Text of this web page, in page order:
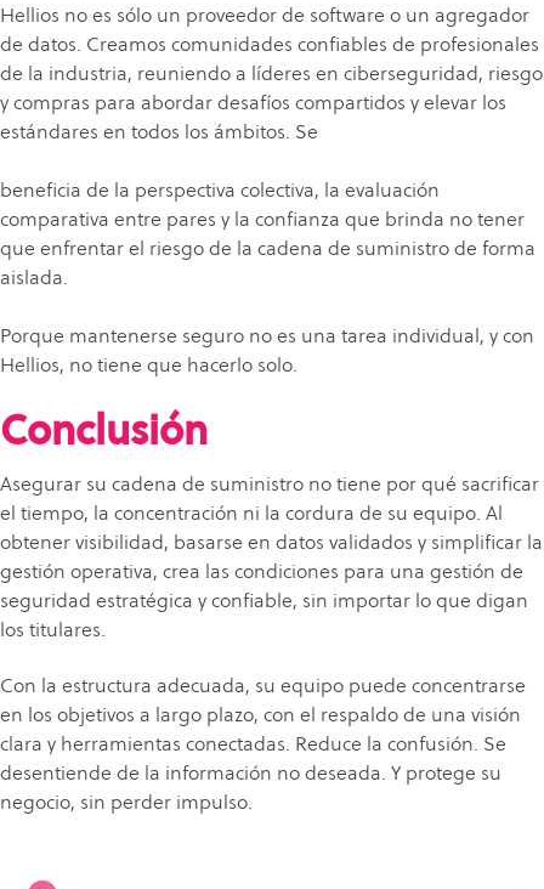
Hellios no es sólo un proveedor de software o un agregador
de datos. Creamos comunidades confiables de profesionales
de la industria, reuniendo a líderes en ciberseguridad, riesgo
y compras para abordar desafíos compartidos y elevar los
estándares en todos los ámbitos. Se
beneficia de la perspectiva colectiva, la evaluación
comparativa entre pares y la confianza que brinda no tener
que enfrentar el riesgo de la cadena de suministro de forma
aislada.
Porque mantenerse seguro no es una tarea individual, y con
Hellios, no tiene que hacerlo solo.
Conclusión
Asegurar su cadena de suministro no tiene por qué sacrificar
el tiempo, la concentración ni la cordura de su equipo. Al
obtener visibilidad, basarse en datos validados y simplificar la
gestión operativa, crea las condiciones para una gestión de
seguridad estratégica y confiable, sin importar lo que digan
los titulares.
Con la estructura adecuada, su equipo puede concentrarse
en los objetivos a largo plazo, con el respaldo de una visión
clara y herramientas conectadas. Reduce la confusión. Se
desentiende de la información no deseada. Y protege su
negocio, sin perder impulso.